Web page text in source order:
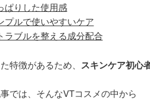
ぱりした使用感
プルで使いやすいケア
ラブルを整える成分配合
特徴があるため、 スキンケア初心
では、そんなVTコスメの中から